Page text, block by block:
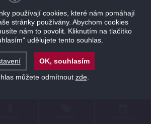
používají cookies, které nám pomáhají
stránky používány. Abychom cookies
nám to povolit. Kliknutím na tlačítko
udělujete tento souhlas.
OK, souhlasím
můžete odmítnout zde.